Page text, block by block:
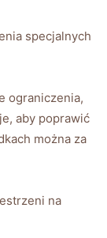
specjalnych
ograniczenia,
aby poprawić
można ⁤za
⁢na